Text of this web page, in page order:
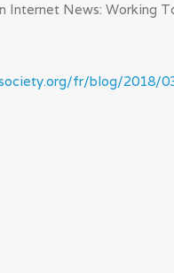
Internet News: Working
fr/blog/2018/